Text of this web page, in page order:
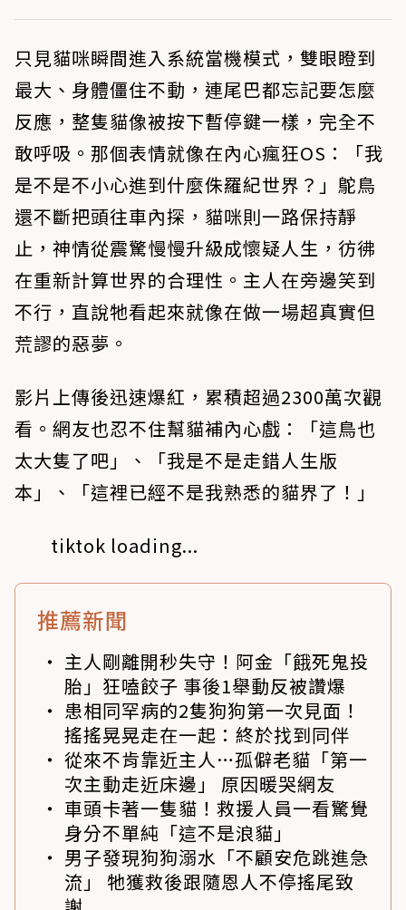
只見貓咪瞬間進入系統當機模式，雙眼瞪到
最大、身體僵住不動，連尾巴都忘記要怎麼
反應，整隻貓像被按下暫停鍵一樣，完全不
敢呼吸。那個表情就像在內心瘋狂OS：「我
是不是不小心進到什麼侏羅紀世界？」鴕鳥
還不斷把頭往車內探，貓咪則一路保持靜
止，神情從震驚慢慢升級成懷疑人生，彷彿
在重新計算世界的合理性。主人在旁邊笑到
不行，直說牠看起來就像在做一場超真實但
荒謬的惡夢。
影片上傳後迅速爆紅，累積超過2300萬次觀
看。網友也忍不住幫貓補內心戲：「這鳥也
太大隻了吧」、「我是不是走錯人生版
本」、「這裡已經不是我熟悉的貓界了！」
tiktok loading...
推薦新聞
主人剛離開秒失守！阿金「餓死鬼投
胎」狂嗑餃子 事後1舉動反被讚爆
患相同罕病的2隻狗狗第一次見面！
搖搖晃晃走在一起：終於找到同伴
從來不肯靠近主人…孤僻老貓「第一
次主動走近床邊」 原因暖哭網友
車頭卡著一隻貓！救援人員一看驚覺
身分不單純「這不是浪貓」
男子發現狗狗溺水「不顧安危跳進急
流」 牠獲救後跟隨恩人不停搖尾致